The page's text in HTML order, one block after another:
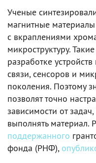
Ученые
магнитные
с вкраплениями
микроструктуру.
разработке
связи, сенсоров и
поколения. Поэтому
позволят точно
зависимости от
выполнять материал.
поддержанного
фонда (РНФ),